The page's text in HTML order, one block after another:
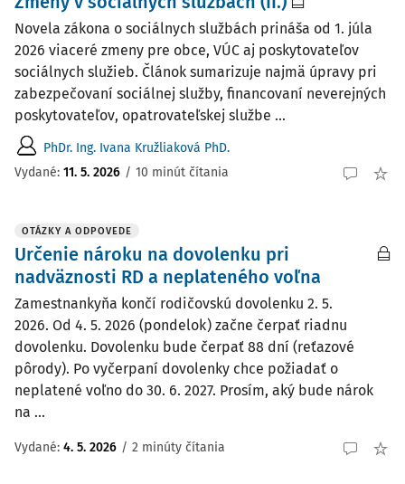
Novela zákona o sociálnych službách prináša od 1. júla
2026 viaceré zmeny pre obce, VÚC aj poskytovateľov
sociálnych služieb. Článok sumarizuje najmä úpravy pri
zabezpečovaní sociálnej služby, financovaní neverejných
poskytovateľov, opatrovateľskej službe ...
PhDr. Ing. Ivana Kružliaková PhD.
Vydané: 11. 5. 2026 / 10 minút čítania
OTÁZKY A ODPOVEDE
Určenie nároku na dovolenku pri
nadväznosti RD a neplateného voľna
Zamestnankyňa končí rodičovskú dovolenku 2. 5.
2026. Od 4. 5. 2026 (pondelok) začne čerpať riadnu
dovolenku. Dovolenku bude čerpať 88 dní (reťazové
pôrody). Po vyčerpaní dovolenky chce požiadať o
neplatené voľno do 30. 6. 2027. Prosím, aký bude nárok
na ...
Vydané: 4. 5. 2026 / 2 minúty čítania